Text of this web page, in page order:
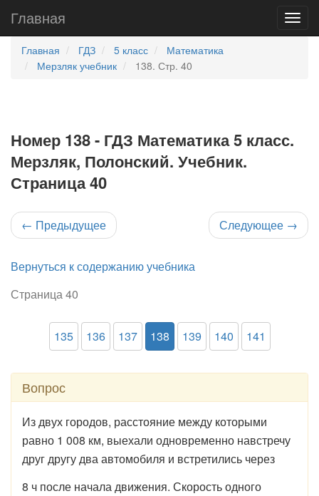
Главная
Главная ГДЗ 5 класс
Математика
Мерзляк учебник
138. Стр. 40
Номер 138 - ГДЗ Математика 5 класс.
Мерзляк, Полонский. Учебник.
Страница 40
← Предыдущее Следующее →
Вернуться к содержанию учебника
Страница 40
135 136 137 138 139 140 141
Вопрос
Из двух городов, расстояние между которыми
равно 1 008 км, выехали одновременно навстречу
друг другу два автомобиля и встретились через
8 ч после начала движения. Скорость одного